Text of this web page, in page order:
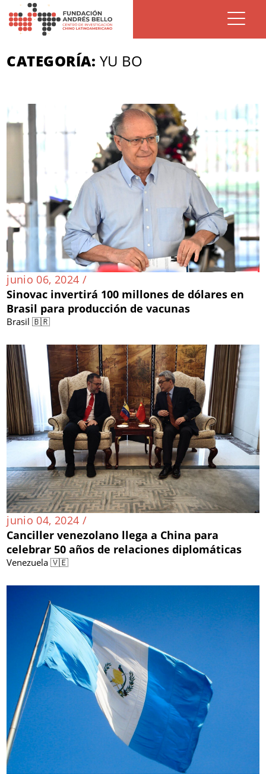
CATEGORÍA: YU BO
junio 06, 2024 /
Sinovac invertirá 100 millones de dólares en
Brasil para producción de vacunas
Brasil 🇧🇷
junio 04, 2024 /
Canciller venezolano llega a China para
celebrar 50 años de relaciones diplomáticas
Venezuela 🇻🇪